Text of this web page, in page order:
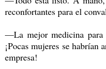
reconfortantes para el
—La mejor medicina para
¡Pocas mujeres se habrían
empresa!